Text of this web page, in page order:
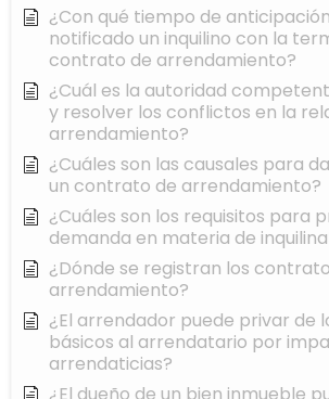
¿Con qué tiempo de
notificado un inquilino con la
contrato de arrendamiento?
¿Cuál es la autoridad
y resolver los conflictos en la
arrendamiento?
¿Cuáles son las causales para
un contrato de arrendamiento?
¿Cuáles son los requisitos para
demanda en materia de
¿Dónde se registran los
arrendamiento?
¿El arrendador puede privar de
básicos al arrendatario por
arrendaticias?